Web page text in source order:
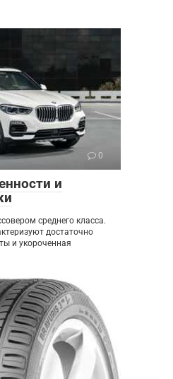
0
и
среднего класса.
достаточно
и укороченная